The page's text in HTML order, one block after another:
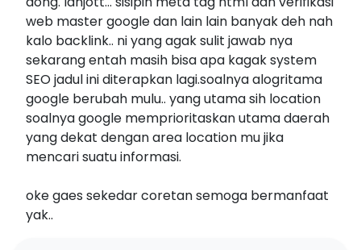
web master google dan lain lain banyak deh nah
kalo backlink.. ni yang agak sulit jawab nya
sekarang entah masih bisa apa kagak system
SEO jadul ini diterapkan lagi.soalnya alogritama
google berubah mulu.. yang utama sih location
soalnya google memprioritaskan utama daerah
yang dekat dengan area location mu jika
mencari suatu informasi.
oke gaes sekedar coretan semoga bermanfaat
yak..